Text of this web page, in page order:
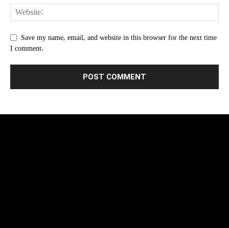
Save my name, email, and website in this browser for the next time
I comment.